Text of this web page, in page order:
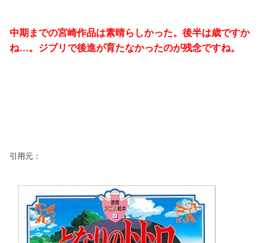
中期までの宮崎作品は素晴らしかった。後半は歳ですか
ね…。ジブリで後進が育たなかったのが残念ですね。
引用元：